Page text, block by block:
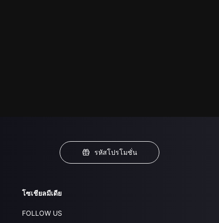
รหัสโปรโมชั่น
โซเชียลมีเดีย
FOLLOW US